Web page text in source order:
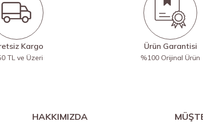
Kargo
TL ve Üzeri
Ürün Garantisi
%100 Orijinal Ürün
HAKKIMIZDA